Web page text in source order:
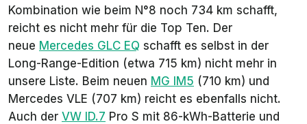
Kombination wie beim N°8 noch 734 km schafft,
reicht es nicht mehr für die Top Ten. Der
neue Mercedes GLC EQ schafft es selbst in der
Long-Range-Edition (etwa 715 km) nicht mehr in
unsere Liste. Beim neuen MG IM5 (710 km) und
Mercedes VLE (707 km) reicht es ebenfalls nicht.
Auch der VW ID.7 Pro S mit 86-kWh-Batterie und